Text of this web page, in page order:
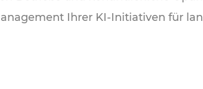
Ihrer KI-Initiativen für